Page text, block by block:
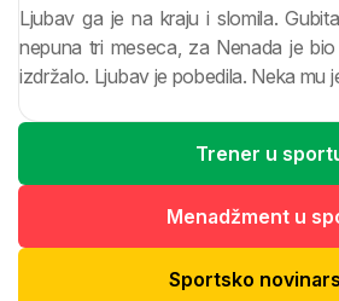
Ljubav ga je na kraju i slomila.
nepuna tri meseca, za Nenada je
izdržalo. Ljubav je pobedila. Neka mu
Trener u
Menadžment u
Sportsko